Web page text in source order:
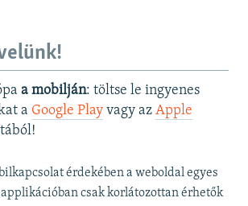
a mobilján: töltse le ingyenes
a Google Playvagy az Apple
érdekében a weboldal egyes
csak korlátozottan érhetők